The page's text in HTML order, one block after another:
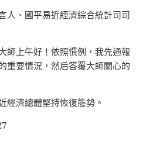
人、國平易近經濟綜合統計司司
師上午好！依照慣例，我先通報
重要情況，然后答覆大師關心的
經濟總體堅持恢復態勢。